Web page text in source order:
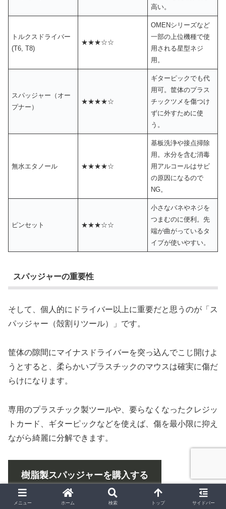
高い。
トルクスドライバー
(T6, T8)
★★★☆☆
OMENシリーズなど
一部の上位機種で使
用される星型ネジ
用。
スパッジャー（オー
プナー）
★★★★☆
ギターピックでも代
用可。筐体のプラス
チックツメを傷つけ
ずに外すために使
う。
無水エタノール ★★★★☆
基板洗浄や接点掃除
用。水分を含む消毒
用アルコールはサビ
の原因になるので
NG。
ピンセット ★★★☆☆
小さなバネやネジを
つまむのに便利。先
端が曲がっているタ
イプが使いやすい。
スパッジャーの重要性
そして、個人的にドライバー以上に重要だと思うのが「ス
パッジャー（殻割りツール）」です。
筐体の隙間にマイナスドライバーを突っ込んでこじ開けよ
うとすると、柔らかいプラスチックのマウスは確実に傷だ
らけになります。
専用のプラスチック製ツールや、要らなくなったクレジッ
トカード、ギターピックなどを使えば、傷を最小限に抑え
ながら綺麗に分解できます。
樹脂製スパッジャーを購入する
メニュー ホーム 検索 トップ サイドバー